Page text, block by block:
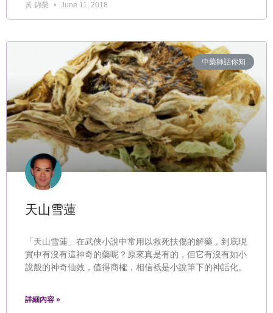
黃 錦榮 June 11, 2018
中藥師話你知
天山雪蓮
「天山雪蓮」在武俠小說中常用以救死扶傷的解藥，到底現
實中有沒有這神奇的藥呢？原來真是有的，但它有沒有如小
說般的神奇仙效，值得商榷，相信衹是小說筆下的神話化。
詳細內容 »